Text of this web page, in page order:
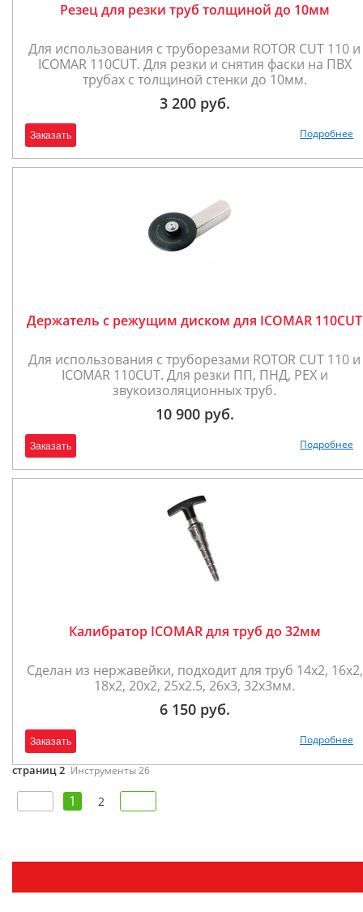
Резец для резки труб толщиной до 10мм
Для использования с труборезами ROTOR CUT 110 и
ICOMAR 110CUT. Для резки и снятия фаски на ПВХ
трубах с толщиной стенки до 10мм.
3 200 руб.
Заказать Подробнее
Держатель с режущим диском для ICOMAR 110CUT
Для использования с труборезами ROTOR CUT 110 и
ICOMAR 110CUT. Для резки ПП, ПНД, РЕХ и
звукоизоляционных труб.
10 900 руб.
Заказать Подробнее
Калибратор ICOMAR для труб до 32мм
Сделан из нержавейки, подходит для труб 14х2, 16х2,
18х2, 20x2, 25x2.5, 26x3, 32x3мм.
6 150 руб.
Заказать Подробнее
страниц 2 Инструменты 26
1 2